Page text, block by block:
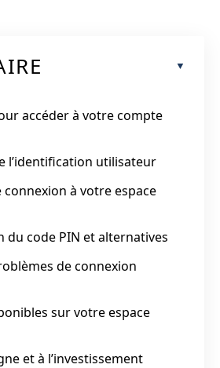
accéder à votre compte
l’identification utilisateur
connexion à votre espace
du code PIN et alternatives
de connexion
sur votre espace
et à l’investissement